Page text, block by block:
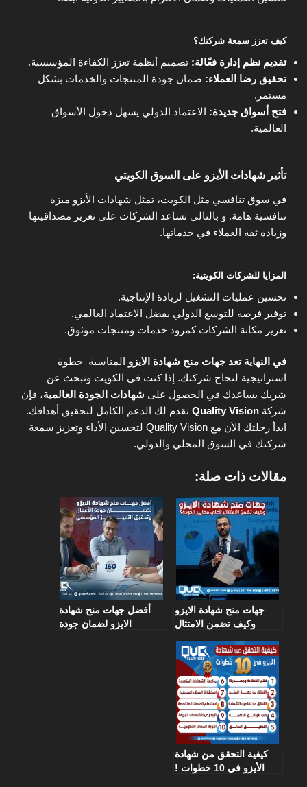
كيف تعزز سمعة شركتك؟
تقديم نظم إدارة فعّالة: تصميم أنظمة تعزز الكفاءة المؤسسية.
تحقيق رضا العملاء: ضمان جودة المنتجات والخدمات بشكل
مستمر.
فتح أسواق جديدة: الاعتماد الدولي يسهل دخول الأسواق
العالمية.
تأثير شهادات الأيزو على السوق الكويتي
في سوق تنافسي مثل الكويت، تمثل شهادات الأيزو ميزة
تنافسية هامة. و بالتالي تساعد الشركات على تعزيز مصداقيتها
وزيادة ثقة العملاء في خدماتها.
المزايا للشركات الكويتية:
تحسين عمليات التشغيل لزيادة الإنتاجية.
توفير فرصة للتوسع الدولي بفضل الاعتماد العالمي.
تعزيز مكانة الشركات كمزود خدمات ومنتجات موثوق.
في النهاية تعد جهات منح شهادة الايزو المناسبة خطوة
استراتيجية لنجاح شركتك. إذا كنت في الكويت وتبحث عن
شريك يساعدك في الحصول على شهادات الجودة العالمية، فإن
شركة Quality Vision تقدم لك الدعم الكامل لتحقيق أهدافك.
ابدأ رحلتك الآن مع Quality Vision لتحسين الأداء وتعزيز سمعة
شركتك في السوق المحلي والدولي.
مقالات ذات صلة:
جهات منح شهادة الايزو
وكيف تضمن الامتثال
أفضل جهات منح شهادة
الايزو لضمان جودة
كيفية التحقق من شهادة
الأيزو في 10 خطوات !